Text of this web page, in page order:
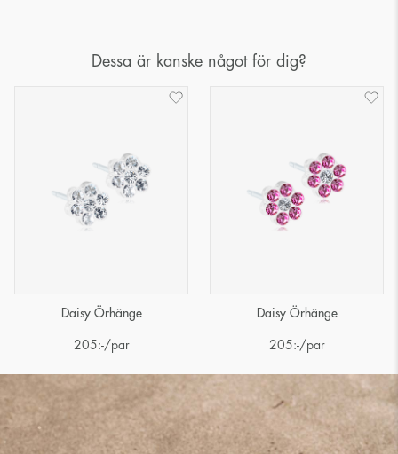
Dessa är kanske något för dig?
Daisy Örhänge
205:-/par
Daisy Örhänge
205:-/par